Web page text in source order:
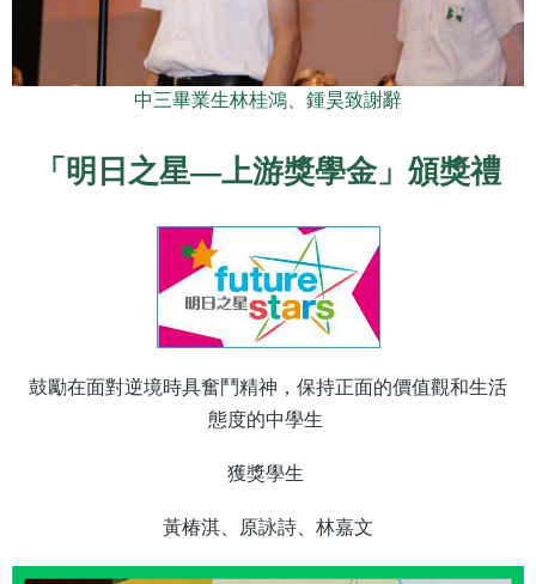
中三畢業生林桂鴻、鍾昊致謝辭
「明日之星—上游獎學金」頒獎禮
鼓勵在面對逆境時具奮鬥精神，保持正面的價值觀和生活
態度的中學生
獲獎學生
黃椿淇、原詠詩、林嘉文